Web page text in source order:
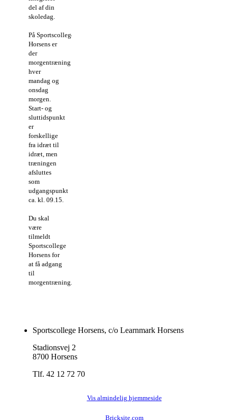
del af din
skoledag.
På Sportscollege
Horsens er
der
morgentræning
hver
mandag og
onsdag
morgen.
Start- og
sluttidspunkt
er
forskellige
fra idræt til
idræt, men
træningen
afsluttes
som
udgangspunkt
ca. kl. 09.15.
Du skal
være
tilmeldt
Sportscollege
Horsens for
at få adgang
til
morgentræning.
Sportscollege Horsens, c/o Learnmark Horsens
Stadionsvej 2
8700 Horsens
Tlf. 42 12 72 70
Vis almindelig hjemmeside
Bricksite.com